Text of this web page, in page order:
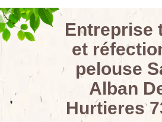
Entreprise
et
pelouse
Alban
Hurtieres